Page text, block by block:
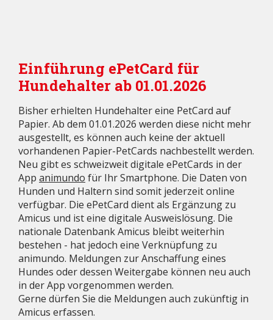
Einführung ePetCard für
Hundehalter ab 01.01.2026
Bisher erhielten Hundehalter eine PetCard auf
Papier. Ab dem 01.01.2026 werden diese nicht mehr
ausgestellt, es können auch keine der aktuell
vorhandenen Papier-PetCards nachbestellt werden.
Neu gibt es schweizweit digitale ePetCards in der
App animundo für Ihr Smartphone. Die Daten von
Hunden und Haltern sind somit jederzeit online
verfügbar. Die ePetCard dient als Ergänzung zu
Amicus und ist eine digitale Ausweislösung. Die
nationale Datenbank Amicus bleibt weiterhin
bestehen - hat jedoch eine Verknüpfung zu
animundo. Meldungen zur Anschaffung eines
Hundes oder dessen Weitergabe können neu auch
in der App vorgenommen werden.
Gerne dürfen Sie die Meldungen auch zukünftig in
Amicus erfassen.